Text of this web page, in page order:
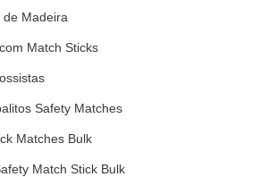
de Madeira
Match Sticks
Safety Matches
Matches Bulk
Match Stick Bulk